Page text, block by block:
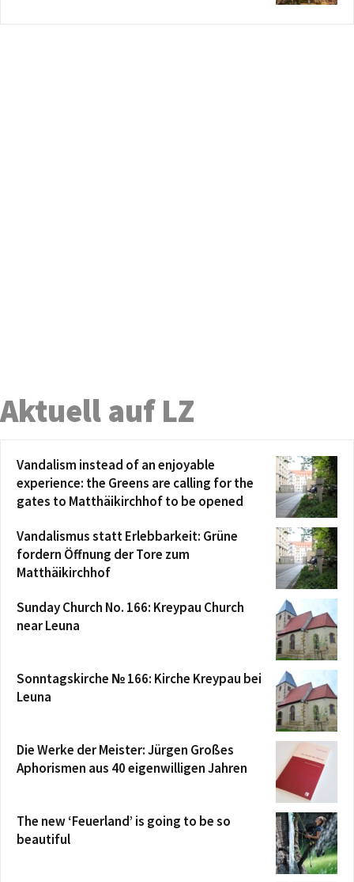
Aktuell auf LZ
Vandalism instead of an enjoyable
experience: the Greens are calling for the
gates to Matthäikirchhof to be opened
Vandalismus statt Erlebbarkeit: Grüne
fordern Öffnung der Tore zum
Matthäikirchhof
Sunday Church No. 166: Kreypau Church
near Leuna
Sonntagskirche № 166: Kirche Kreypau bei
Leuna
Die Werke der Meister: Jürgen Großes
Aphorismen aus 40 eigenwilligen Jahren
The new ‘Feuerland’ is going to be so
beautiful